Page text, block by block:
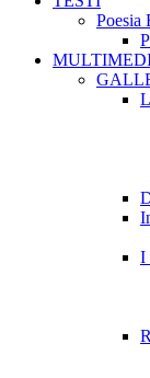
Poesia
I